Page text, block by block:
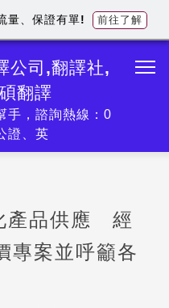
公司,翻譯社,
翻譯
手，諮詢熱線：0
證、英
塑化產品供應 經濟部宣布塑膠袋
產品供應 經
專案並呼籲各
量、保證有單! 前往了解